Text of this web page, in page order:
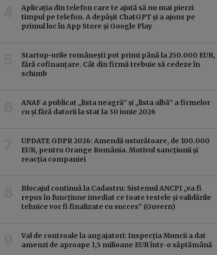
Aplicația din telefon care te ajută să nu mai pierzi
timpul pe telefon. A depășit ChatGPT și a ajuns pe
primul loc în App Store și Google Play
Startup-urile românești pot primi până la 250.000 EUR,
fără cofinanțare. Cât din firmă trebuie să cedeze în
schimb
ANAF a publicat „lista neagră” și „lista albă” a firmelor
cu și fără datorii la stat la 30 iunie 2026
UPDATE GDPR 2026: Amendă usturătoare, de 100.000
EUR, pentru Orange România. Motivul sancțiunii și
reacția companiei
Blocajul continuă la Cadastru: Sistemul ANCPI „va fi
repus în funcțiune imediat ce toate testele și validările
tehnice vor fi finalizate cu succes” (Guvern)
Val de controale la angajatori: Inspecția Muncii a dat
amenzi de aproape 1,5 milioane EUR într-o săptămână